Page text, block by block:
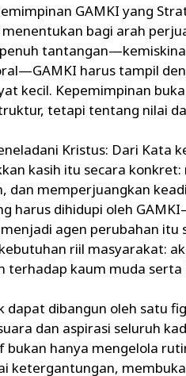
GAMKI yang
bagi arah
harus tampil
kecil. Kepemimpinan
tetapi tentang nilai
Kristus: Dari Kata
kasih itu secara
dan memperjuangkan
harus dihidupi oleh
agen perubahan itu
riil masyarakat:
terhadap kaum muda
dapat dibangun oleh satu
dan aspirasi seluruh
hanya mengelola
ketergantungan,